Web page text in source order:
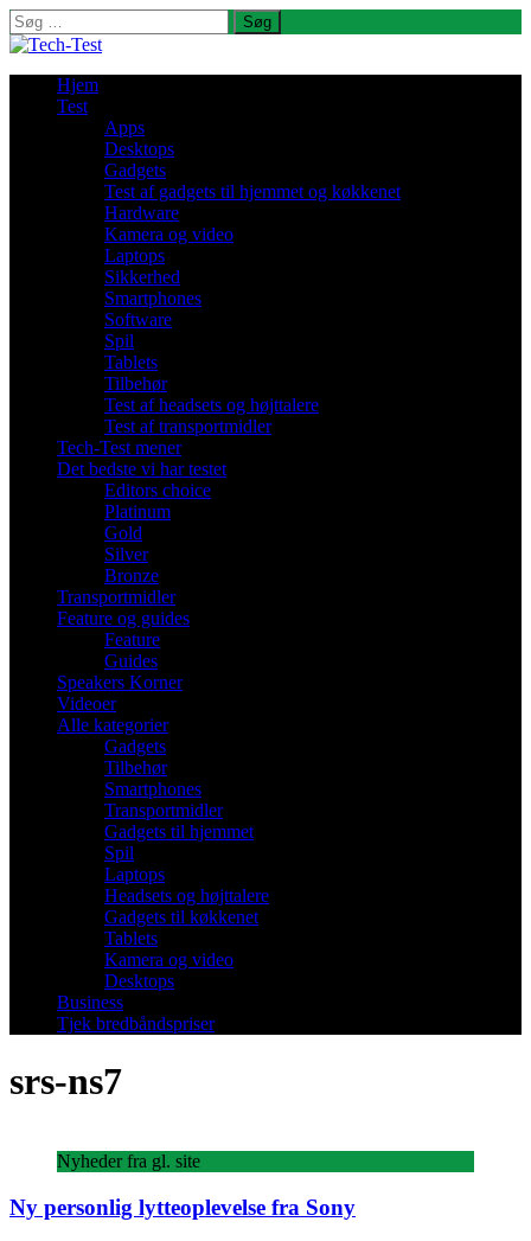
Søg
efter:
Hjem
Test
Apps
Desktops
Gadgets
Test af gadgets til hjemmet og køkkenet
Hardware
Kamera og video
Laptops
Sikkerhed
Smartphones
Software
Spil
Tablets
Tilbehør
Test af headsets og højttalere
Test af transportmidler
Tech-Test mener
Det bedste vi har testet
Editors choice
Platinum
Gold
Silver
Bronze
Transportmidler
Feature og guides
Feature
Guides
Speakers Korner
Videoer
Alle kategorier
Gadgets
Tilbehør
Smartphones
Transportmidler
Gadgets til hjemmet
Spil
Laptops
Headsets og højttalere
Gadgets til køkkenet
Tablets
Kamera og video
Desktops
Business
Tjek bredbåndspriser
srs-ns7
Nyheder fra gl. site
Ny personlig lytteoplevelse fra Sony